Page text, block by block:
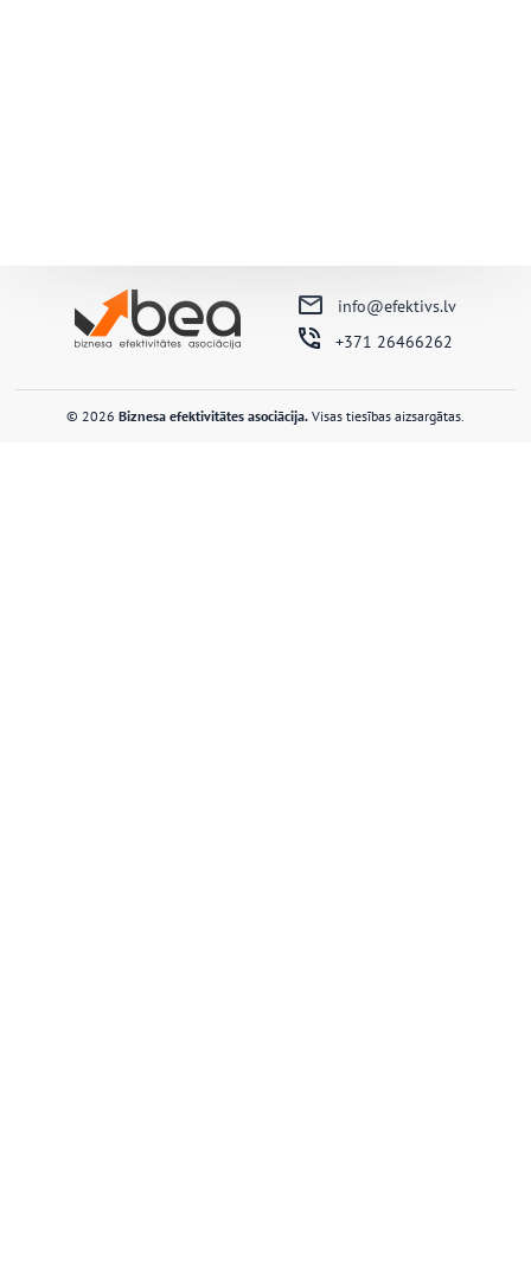
info@efektivs.lv
+371 26466262
© 2026 Biznesa efektivitātes asociācija. Visas tiesības aizsargātas.